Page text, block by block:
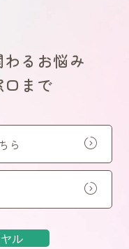
るお悩み
まで
ら
ル